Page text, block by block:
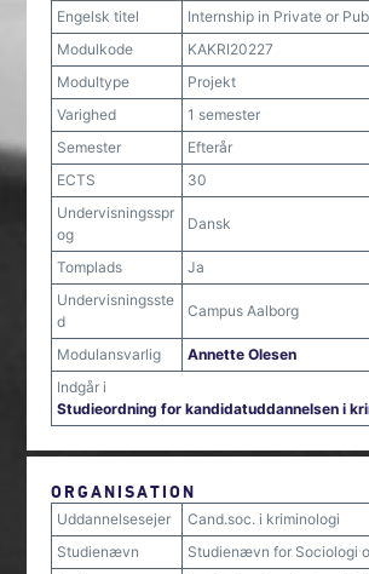
Engelsk titel
Internship in Private or
Modulkode
KAKRI20227
Modultype
Projekt
Varighed
1 semester
Semester
Efterår
ECTS
30
Undervisningsspr
og
Dansk
Tomplads
Ja
Undervisningsste
d
Campus Aalborg
Modulansvarlig
Annette Olesen
Indgår i
Studieordning for kandidatuddannelsen i
ORGANISATION
Uddannelsesejer
Cand.soc. i kriminologi
Studienævn
Studienævn for Sociologi